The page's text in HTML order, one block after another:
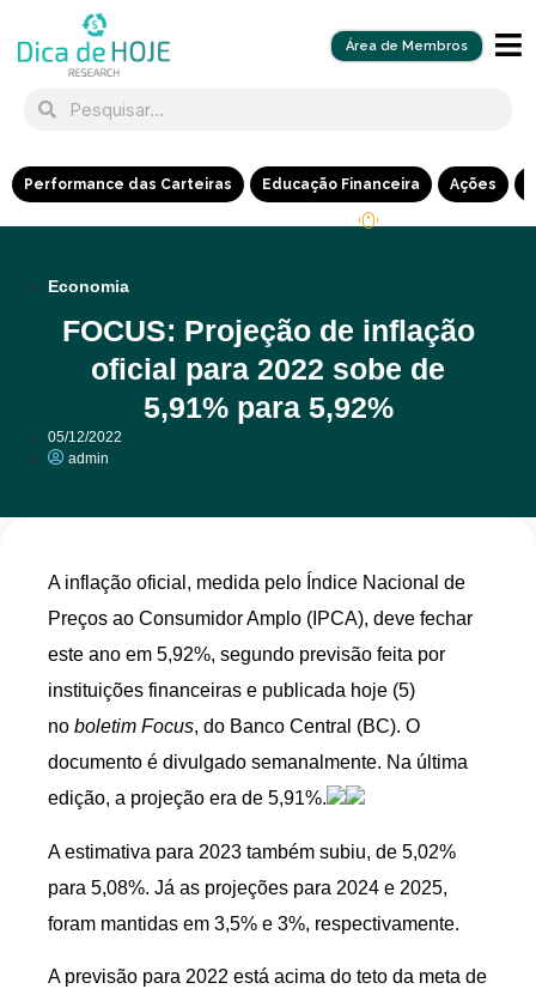
Área de Membros
Performance das Carteiras Educação Financeira Ações
Economia
FOCUS: Projeção de inflação
oficial para 2022 sobe de
5,91% para 5,92%
05/12/2022
admin
A inflação oficial, medida pelo Índice Nacional de
Preços ao Consumidor Amplo (IPCA), deve fechar
este ano em 5,92%, segundo previsão feita por
instituições financeiras e publicada hoje (5)
no boletim Focus, do Banco Central (BC). O
documento é divulgado semanalmente. Na última
edição, a projeção era de 5,91%.
A estimativa para 2023 também subiu, de 5,02%
para 5,08%. Já as projeções para 2024 e 2025,
foram mantidas em 3,5% e 3%, respectivamente.
A previsão para 2022 está acima do teto da meta de